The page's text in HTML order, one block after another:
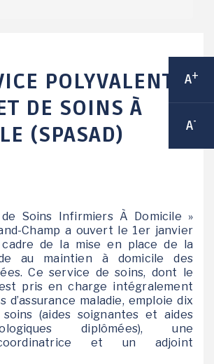
A+
A-
POLYVALENT
DE SOINS À
(SPASAD)
Soins Infirmiers À Domicile »
Champ a ouvert le 1er janvier
de la mise en place de la
au maintien à domicile des
Ce service de soins, dont le
pris en charge intégralement
d’assurance maladie, emploie dix
(aides soignantes et aides
diplômées), une
et un adjoint